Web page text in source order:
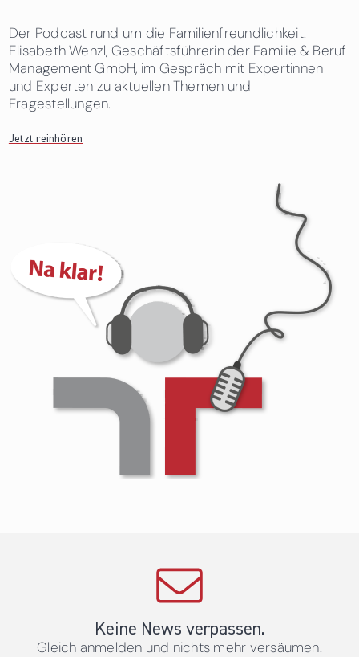
Der Podcast rund um die Familienfreundlichkeit.
Elisabeth Wenzl, Geschäftsführerin der Familie & Beruf
Management GmbH, im Gespräch mit Expertinnen
und Experten zu aktuellen Themen und
Fragestellungen.
Jetzt reinhören
Keine News verpassen.
Gleich anmelden und nichts mehr versäumen.